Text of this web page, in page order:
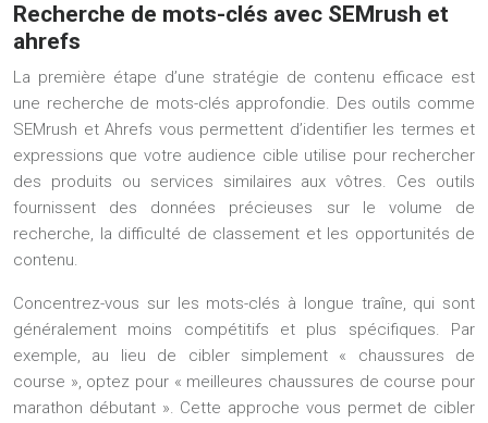
Recherche de mots-clés avec SEMrush et
ahrefs
La première étape d’une stratégie de contenu efficace est
une recherche de mots-clés approfondie. Des outils comme
SEMrush et Ahrefs vous permettent d’identifier les termes et
expressions que votre audience cible utilise pour rechercher
des produits ou services similaires aux vôtres. Ces outils
fournissent des données précieuses sur le volume de
recherche, la difficulté de classement et les opportunités de
contenu.
Concentrez-vous sur les mots-clés à longue traîne, qui sont
généralement moins compétitifs et plus spécifiques. Par
exemple, au lieu de cibler simplement « chaussures de
course », optez pour « meilleures chaussures de course pour
marathon débutant ». Cette approche vous permet de cibler